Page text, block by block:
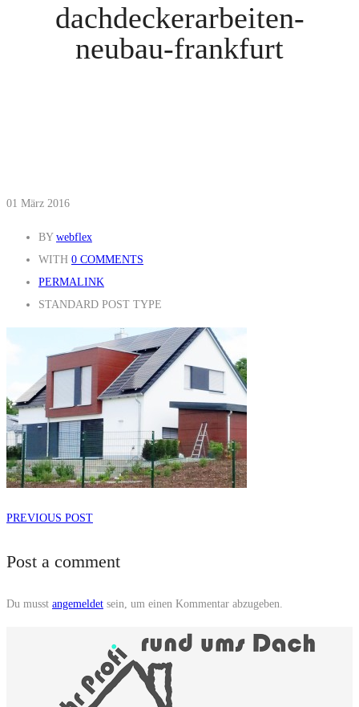
dachdeckerarbeiten-
neubau-frankfurt
01 März 2016
BY webflex
WITH 0 COMMENTS
PERMALINK
STANDARD POST TYPE
PREVIOUS POST
Post a comment
Du musst angemeldet sein, um einen Kommentar abzugeben.